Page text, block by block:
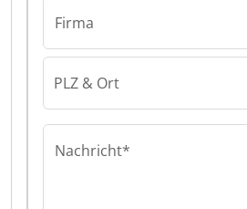
Firma
PLZ & Ort
Nachricht*